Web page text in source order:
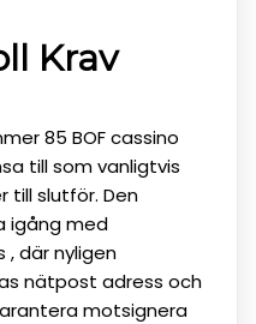
Krav
85 BOF cassino
till som vanligtvis
till slutför. Den
igång med
där nyligen
nätpost adress och
motsignera